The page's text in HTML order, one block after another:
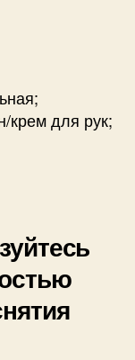
крем для рук;